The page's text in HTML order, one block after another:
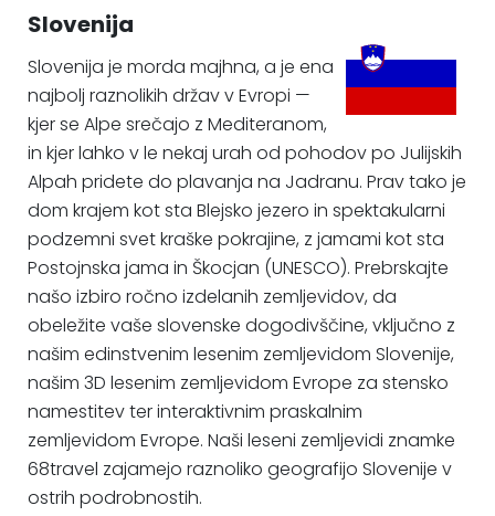
Slovenija
Slovenija je morda majhna, a je ena
najbolj raznolikih držav v Evropi —
kjer se Alpe srečajo z Mediteranom,
in kjer lahko v le nekaj urah od pohodov po Julijskih
Alpah pridete do plavanja na Jadranu. Prav tako je
dom krajem kot sta Blejsko jezero in spektakularni
podzemni svet kraške pokrajine, z jamami kot sta
Postojnska jama in Škocjan (UNESCO). Prebrskajte
našo izbiro ročno izdelanih zemljevidov, da
obeležite vaše slovenske dogodivščine, vključno z
našim edinstvenim lesenim zemljevidom Slovenije,
našim 3D lesenim zemljevidom Evrope za stensko
namestitev ter interaktivnim praskalnim
zemljevidom Evrope. Naši leseni zemljevidi znamke